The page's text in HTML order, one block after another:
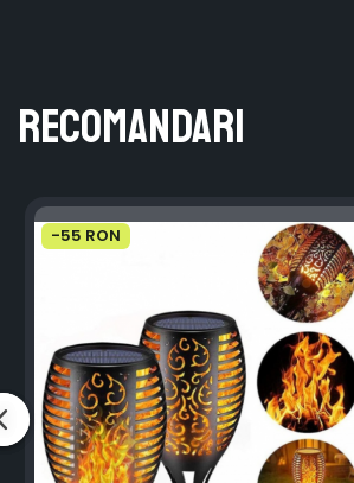
Recomandari
-55 RON